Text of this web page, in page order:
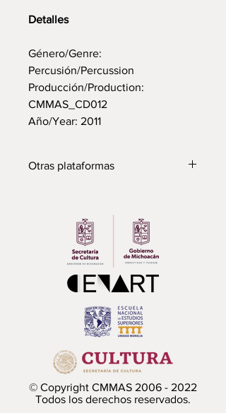
Detalles
Género/Genre:
Percusión/Percussion
Producción/Production:
CMMAS_CD012
Año/Year: 2011
Otras plataformas
© Copyright CMMAS 2006 - 2022
Todos los derechos reservados.